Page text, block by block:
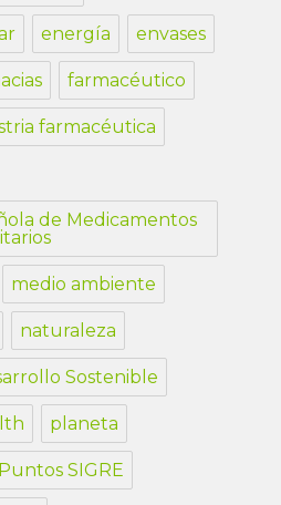
energía envases
farmacéutico
farmacéutica
de Medicamentos
medio ambiente
naturaleza
Sostenible
planeta
Puntos SIGRE